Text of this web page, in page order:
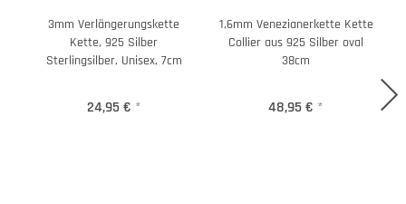
3mm Verlängerungskette
Kette, 925 Silber
Sterlingsilber, Unisex, 7cm
24,95 € *
1,6mm Venezianerkette Kette
Collier aus 925 Silber oval
38cm
48,95 € *